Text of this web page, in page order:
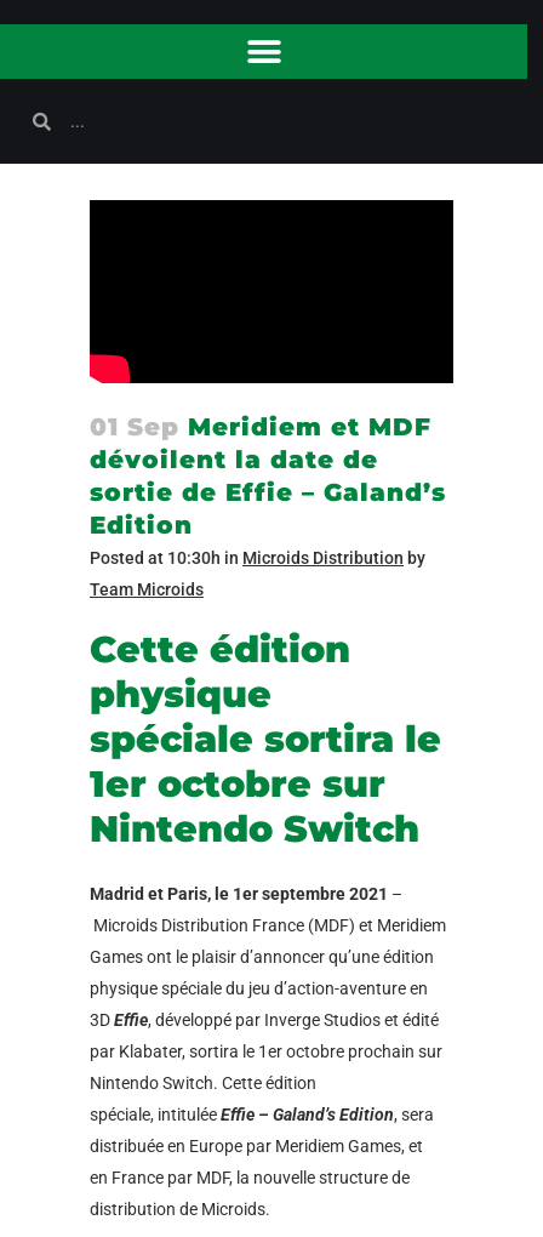
01 Sep Meridiem et MDF
dévoilent la date de
sortie de Effie – Galand’s
Edition
Posted at 10:30h in Microids Distribution by
Team Microids
Cette édition
physique
spéciale sortira le
1er octobre sur
Nintendo Switch
Madrid et Paris, le 1erseptembre 2021 –
Microids Distribution France (MDF) et Meridiem
Games ont le plaisir d’annoncer qu’une édition
physique spéciale du jeu d’action-aventure en
3DEffie, développé par Inverge Studios et édité
par Klabater, sortira le 1eroctobre prochain sur
Nintendo Switch. Cette édition
spéciale, intituléeEffie – Galand’s Edition, sera
distribuée en Europe par Meridiem Games, et
en France par MDF, la nouvelle structure de
distribution de Microids.